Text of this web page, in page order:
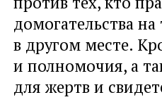
домогательства
в другом месте.
и полномочия, а
для жертв и